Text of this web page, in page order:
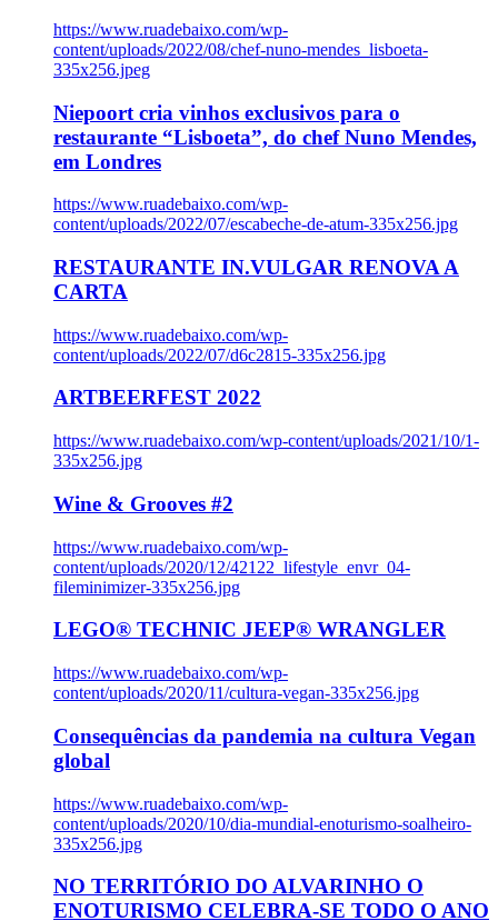
https://www.ruadebaixo.com/wp-
content/uploads/2022/08/chef-nuno-mendes_lisboeta-
335x256.jpeg
Niepoort cria vinhos exclusivos para o
restaurante “Lisboeta”, do chef Nuno Mendes,
em Londres
https://www.ruadebaixo.com/wp-
content/uploads/2022/07/escabeche-de-atum-335x256.jpg
RESTAURANTE IN.VULGAR RENOVA A
CARTA
https://www.ruadebaixo.com/wp-
content/uploads/2022/07/d6c2815-335x256.jpg
ARTBEERFEST 2022
https://www.ruadebaixo.com/wp-content/uploads/2021/10/1-
335x256.jpg
Wine & Grooves #2
https://www.ruadebaixo.com/wp-
content/uploads/2020/12/42122_lifestyle_envr_04-
fileminimizer-335x256.jpg
LEGO® TECHNIC JEEP® WRANGLER
https://www.ruadebaixo.com/wp-
content/uploads/2020/11/cultura-vegan-335x256.jpg
Consequências da pandemia na cultura Vegan
global
https://www.ruadebaixo.com/wp-
content/uploads/2020/10/dia-mundial-enoturismo-soalheiro-
335x256.jpg
NO TERRITÓRIO DO ALVARINHO O
ENOTURISMO CELEBRA-SE TODO O ANO